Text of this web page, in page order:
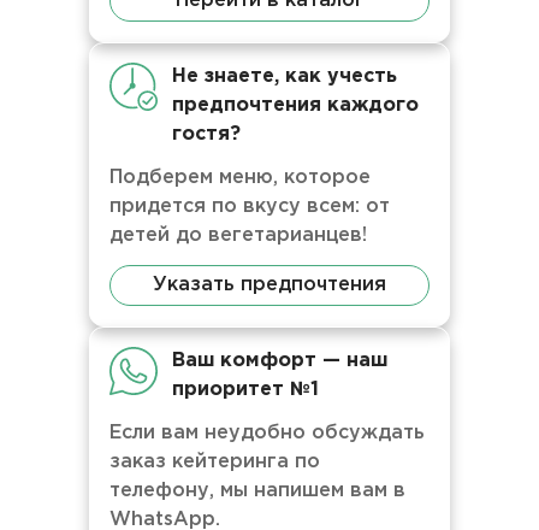
Не знаете, как учесть
предпочтения каждого
гостя?
Подберем меню, которое
придется по вкусу всем: от
детей до вегетарианцев!
Указать предпочтения
Ваш комфорт — наш
приоритет №1
Если вам неудобно обсуждать
заказ кейтеринга по
телефону, мы напишем вам в
WhatsApp.